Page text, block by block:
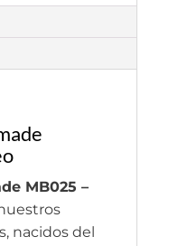
MB025 –
nacidos del